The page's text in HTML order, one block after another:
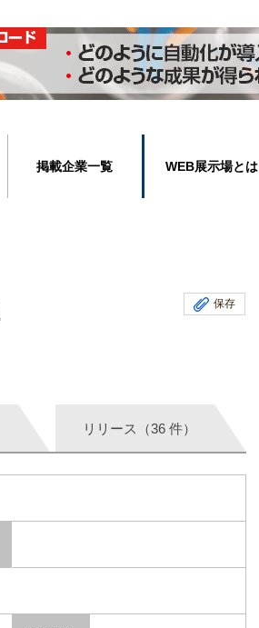
掲載企業一覧 WEB展示場とは
保存
リリース（36 件）